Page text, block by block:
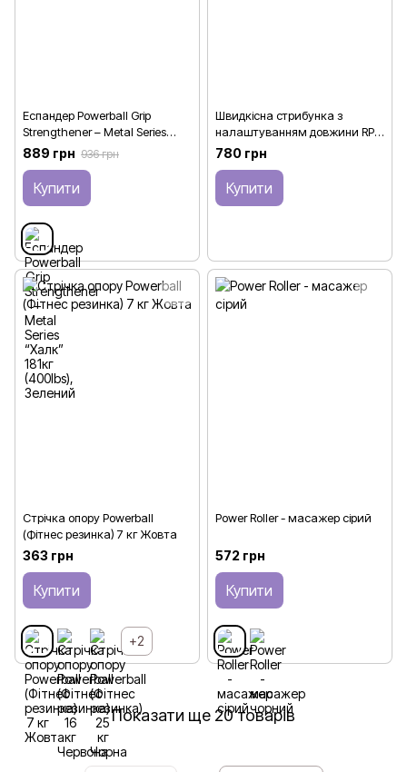
Еспандер Powerball Grip
Strengthener – Metal Series
“Халк” 181кг (400lbs)
889 грн 936 грн
Купити
Швидкісна стрибунка з
налаштуванням довжини RPM
Power
780 грн
Купити
Стрічка опору Powerball
(Фітнес резинка) 7 кг Жовта
363 грн
Купити
+2
Power Roller - масажер сірий
572 грн
Купити
Показати ще 20 товарів